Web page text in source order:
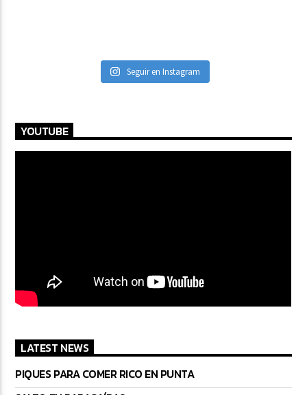
Seguir en Instagram
YOUTUBE
LATEST NEWS
PIQUES PARA COMER RICO EN PUNTA